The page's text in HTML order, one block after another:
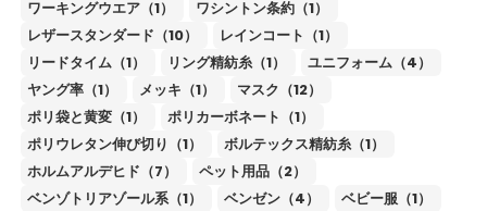
ワーキングウエア（1）
ワシントン条約（1）
レザースタンダード（10）
レインコート（1）
リードタイム（1）
リング精紡糸（1）
ユニフォーム（4）
ヤング率（1）
メッキ（1）
マスク（12）
ポリ袋と黄変（1）
ポリカーボネート（1）
ポリウレタン伸び切り（1）
ボルテックス精紡糸（1）
ホルムアルデヒド（7）
ペット用品（2）
ベンゾトリアゾール系（1）
ベンゼン（4） ベビー服（1）